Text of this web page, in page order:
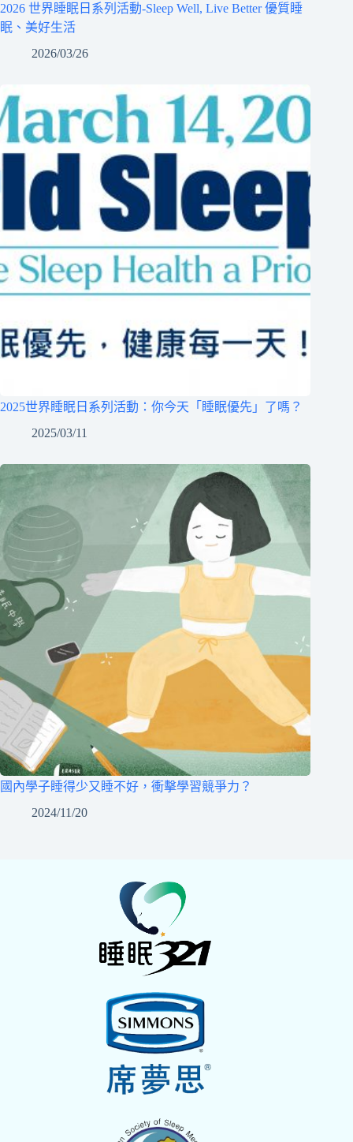
2026 世界睡眠日系列活動-Sleep Well, Live Better 優質睡
眠、美好生活
2026/03/26
2025世界睡眠日系列活動：你今天「睡眠優先」了嗎？
2025/03/11
國內學子睡得少又睡不好，衝擊學習競爭力？
2024/11/20